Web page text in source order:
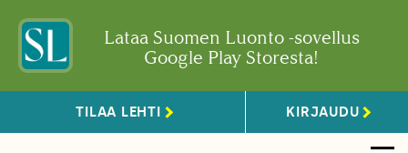
Lataa Suomen Luonto -sovellus
Google Play Storesta!
TILAA LEHTI KIRJAUDU